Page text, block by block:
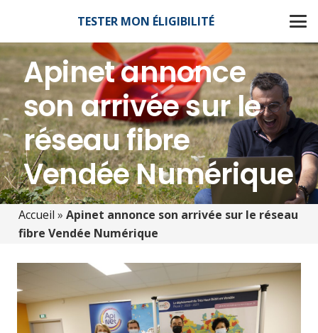
TESTER MON ÉLIGIBILITÉ
Apinet annonce
son arrivée sur le
réseau fibre
Vendée Numérique
Accueil »Apinet annonce son arrivée sur le réseau
fibre Vendée Numérique